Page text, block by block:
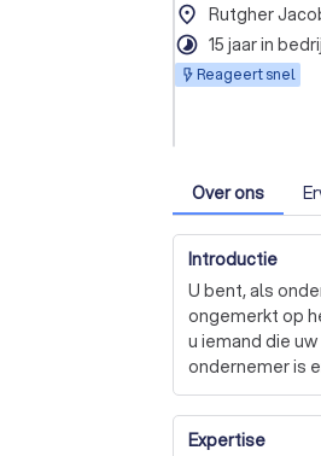
place Rutgher
timelapse 15 jaar in
Reageert snel
Over ons
Introductie
U bent, als
ongemerkt op
u iemand die
ondernemer is
Uw adviseur
en behoeften
Expertise